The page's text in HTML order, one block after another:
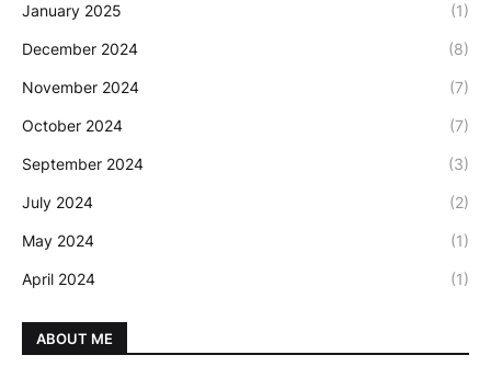
January 2025 (1)
December 2024 (8)
November 2024 (7)
October 2024 (7)
September 2024 (3)
July 2024 (2)
May 2024 (1)
April 2024 (1)
ABOUT ME